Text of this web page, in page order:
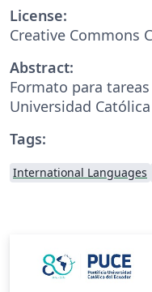
License:
Creative Commons
Abstract:
Formato para
Universidad
Tags:
International Languages